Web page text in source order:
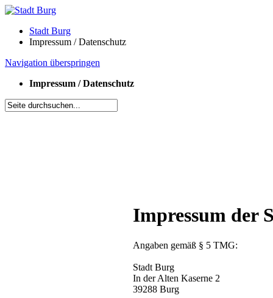
Stadt Burg
Impressum / Datenschutz
Navigation überspringen
Impressum / Datenschutz
Impressum der
Angaben gemäß § 5 TMG:
Stadt Burg
In der Alten Kaserne 2
39288 Burg